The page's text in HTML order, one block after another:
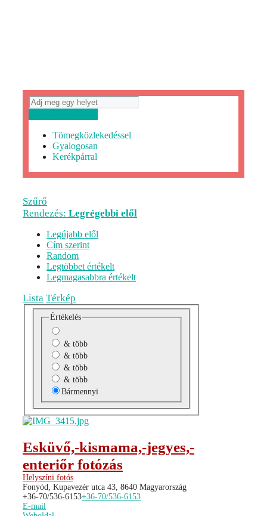
Tömegközlekedéssel
Gyalogosan
Kerékpárral
Szűrő
Rendezés: Legrégebbi elől
Legújabb elől
Cím szerint
Random
Legtöbbet értékelt
Legmagasabbra értékelt
Lista Térkép
Értékelés
& több
& több
& több
& több
Bármennyi
Esküvő,-kismama,-jegyes,-
enteriőr fotózás
Helyszíni fotós
Fonyód, Kupavezér utca 43, 8640 Magyarország
+36-70/536-6153+36-70/536-6153
E-mail